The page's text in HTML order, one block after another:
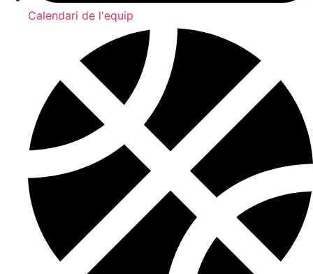
Calendari de l'equip